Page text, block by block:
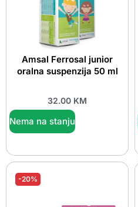
Amsal Ferrosal junior
oralna suspenzija 50 ml
32.00 KM
Nema na stanju
-20%